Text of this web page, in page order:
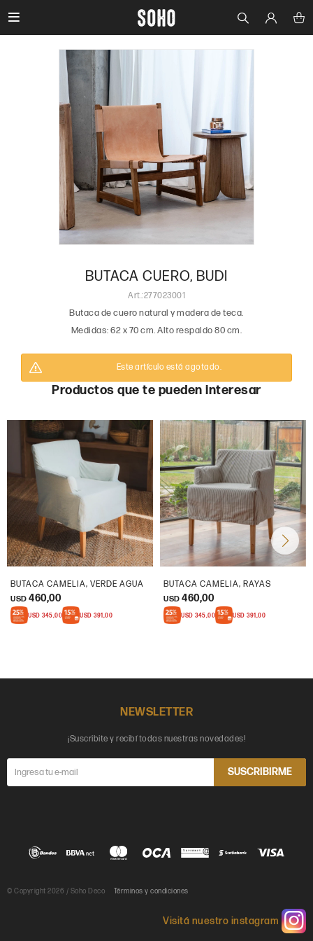

BUTACA CUERO, BUDI
277023001
Butaca de cuero natural y madera de teca.
Medidas: 62 x 70 cm. Alto respaldo 80 cm.
Este artículo está agotado.
Productos que te pueden interesar
BUTACA CAMELIA, VERDE AGUA
USD 460,00
USD 345,00 USD 391,00
BUTACA CAMELIA, RAYAS
USD 460,00
USD 345,00 USD 391,00
NEWSLETTER
¡Suscribite y recibí todas nuestras novedades!
SUSCRIBIRME

© Copyright 2026 / Soho Deco Términos y condiciones